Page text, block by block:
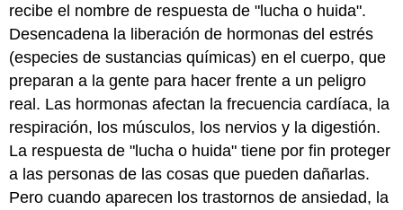
recibe el nombre de respuesta de "lucha o huida".
Desencadena la liberación de hormonas del estrés
(especies de sustancias químicas) en el cuerpo, que
preparan a la gente para hacer frente a un peligro
real. Las hormonas afectan la frecuencia cardíaca, la
respiración, los músculos, los nervios y la digestión.
La respuesta de "lucha o huida" tiene por fin proteger
a las personas de las cosas que pueden dañarlas.
Pero cuando aparecen los trastornos de ansiedad, la